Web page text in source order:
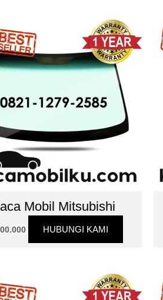
Mobil Mitsubishi
HUBUNGI KAMI